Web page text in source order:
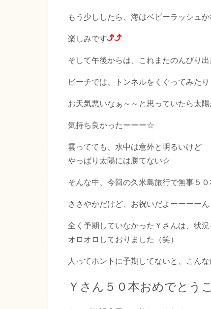
もう少ししたら、海はベビーラッシュか
楽しみです
そして午後からは、これまたのんびり
ビーチでは、トンネルをくぐってみたり
お天気悪いなぁ～～と思っていたら太陽
気持ち良かったーーー☆
雲ってても、水中は意外と明るいけど
やっぱり太陽には勝てない☆
そんな中、今回の久米島旅行で無事５０
ささやかだけど、お祝いだよーーーーん
全く予期していなかったＹさんは、状
オロオロしておりました（笑）
人ってホントに予期してないと、こん
Ｙさん５０本おめでとう